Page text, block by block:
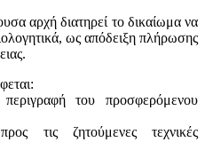
αρχή διατηρεί το δικαίωμα να
ως απόδειξη πλήρωσης
του προσφερόμενου
τις ζητούμενες τεχνικές